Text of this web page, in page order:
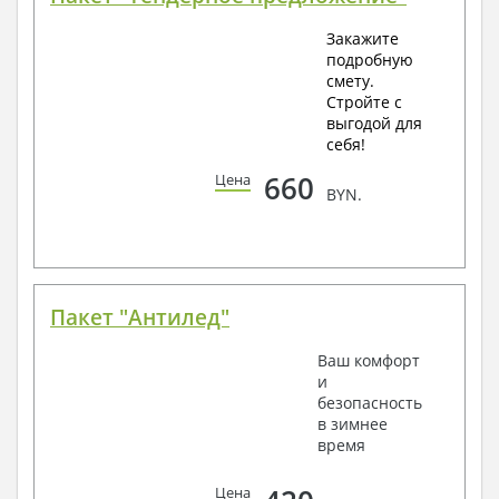
Закажите
подробную
смету.
Стройте с
выгодой для
себя!
Цена 660 BYN.
Пакет "Антилед"
Ваш комфорт
и
безопасность
в зимнее
время
Цена